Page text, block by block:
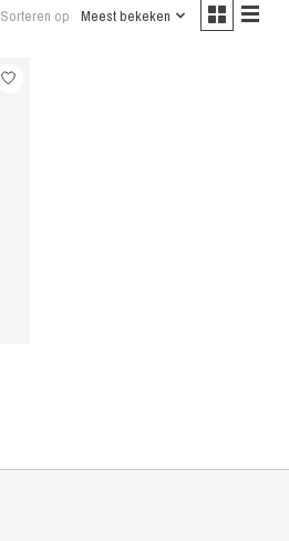
Sorteren op Meest bekeken